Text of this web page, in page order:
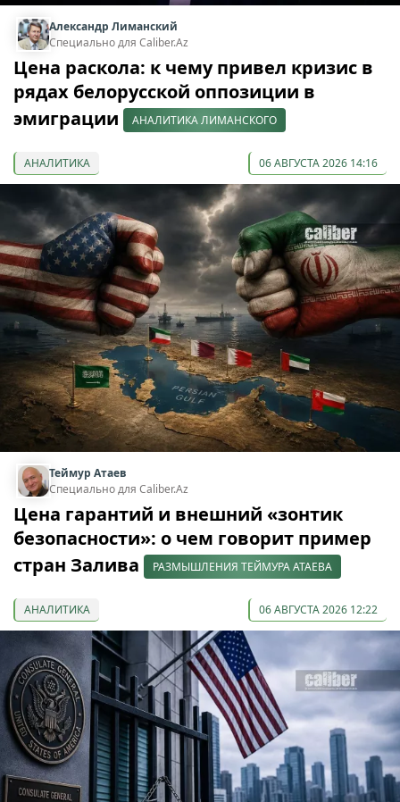
Александр Лиманский
Специально для Caliber.Az
Цена раскола: к чему привел кризис в
рядах белорусской оппозиции в
эмиграции
АНАЛИТИКА ЛИМАНСКОГО
АНАЛИТИКА 06 АВГУСТА 2026 14:16
Теймур Атаев
Специально для Caliber.Az
Цена гарантий и внешний «зонтик
безопасности»: о чем говорит пример
стран Залива
РАЗМЫШЛЕНИЯ ТЕЙМУРА АТАЕВА
АНАЛИТИКА 06 АВГУСТА 2026 12:22